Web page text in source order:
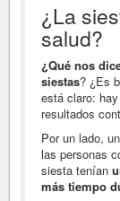
¿La
salud?
¿Qué nos
siestas? ¿Es
está claro:
resultados
Por un lado,
las personas
siesta tenían
más tiempo